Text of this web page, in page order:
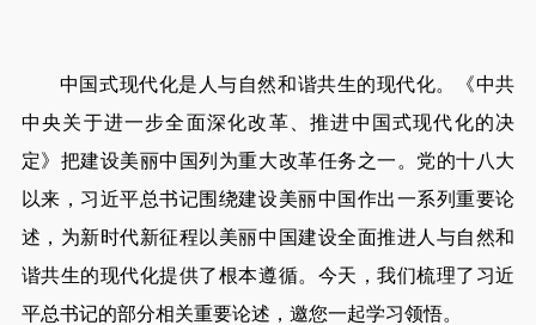
中国式现代化是人与自然和谐共生的现代化。《中共
中央关于进一步全面深化改革、推进中国式现代化的决
定》把建设美丽中国列为重大改革任务之一。党的十八大
以来，习近平总书记围绕建设美丽中国作出一系列重要论
述，为新时代新征程以美丽中国建设全面推进人与自然和
谐共生的现代化提供了根本遵循。今天，我们梳理了习近
平总书记的部分相关重要论述，邀您一起学习领悟。